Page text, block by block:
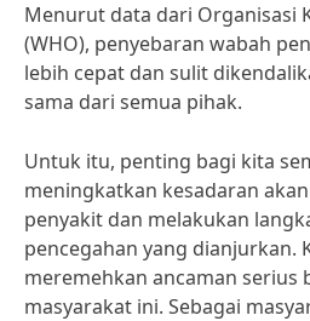
Menurut data dari Organisasi
(WHO), penyebaran wabah
lebih cepat dan sulit
sama dari semua pihak.
Untuk itu, penting bagi kita
meningkatkan kesadaran
penyakit dan melakukan
pencegahan yang dianjurkan.
meremehkan ancaman serius
masyarakat ini. Sebagai